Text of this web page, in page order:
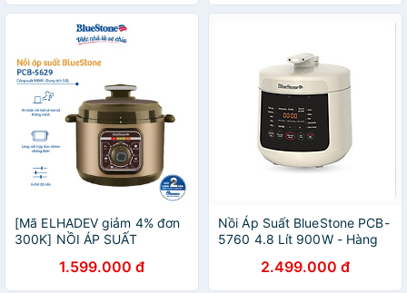
[Mã ELHADEV giảm 4% đơn
300K] NỒI ÁP SUẤT
1.599.000 đ
Nồi Áp Suất BlueStone PCB-
5760 4.8 Lít 900W - Hàng
2.499.000 đ